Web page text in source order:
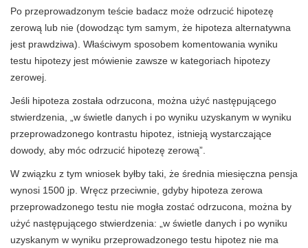
Po przeprowadzonym teście badacz może odrzucić hipotezę
zerową lub nie (dowodząc tym samym, że hipoteza alternatywna
jest prawdziwa). Właściwym sposobem komentowania wyniku
testu hipotezy jest mówienie zawsze w kategoriach hipotezy
zerowej.
Jeśli hipoteza została odrzucona, można użyć następującego
stwierdzenia, „w świetle danych i po wyniku uzyskanym w wyniku
przeprowadzonego kontrastu hipotez, istnieją wystarczające
dowody, aby móc odrzucić hipotezę zerową”.
W związku z tym wniosek byłby taki, że średnia miesięczna pensja
wynosi 1500 jp. Wręcz przeciwnie, gdyby hipoteza zerowa
przeprowadzonego testu nie mogła zostać odrzucona, można by
użyć następującego stwierdzenia: „w świetle danych i po wyniku
uzyskanym w wyniku przeprowadzonego testu hipotez nie ma